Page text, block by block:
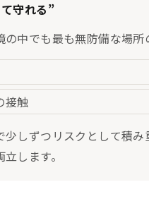
守れる”
中でも最も無防備な場所
接触
少しずつリスクとして積
します。